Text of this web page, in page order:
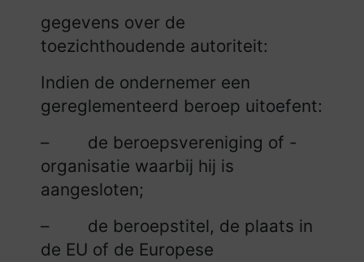
gegevens over de
toezichthoudende autoriteit:
Indien de ondernemer een
gereglementeerd beroep uitoefent:
– de beroepsvereniging of -
organisatie waarbij hij is
aangesloten;
– de beroepstitel, de plaats in
de EU of de Europese